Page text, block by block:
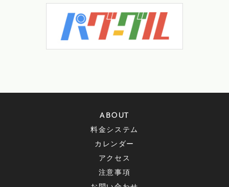
ABOUT
料金システム
カレンダー
アクセス
注意事項